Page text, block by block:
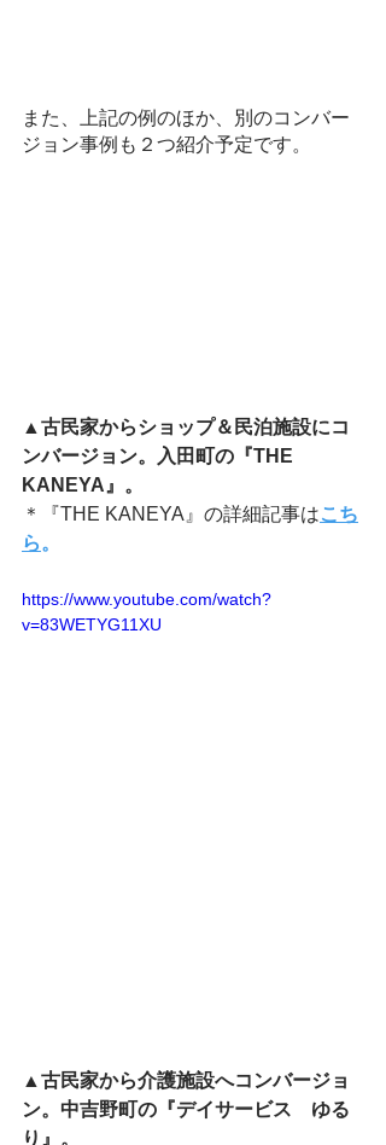
また、上記の例のほか、別のコンバー
ジョン事例も２つ紹介予定です。
▲ 古民家からショップ＆民泊施設にコ
ンバージョン。入田町の『THE
KANEYA』。
＊『THE KANEYA』の詳細記事はこち
ら。
https://www.youtube.com/watch?
v=83WETYG11XU
▲ 古民家から介護施設へコンバージョ
ン。中吉野町の『デイサービス　ゆる
り』。